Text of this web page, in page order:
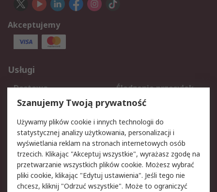
Akceptujemy
Usługi
Dostawa
Śledzenie przesyłek
Reklamacje i zwroty
Rejestracja
Aspekty prawne
Bezpieczeństwo e-
maila
Polityka dotycząca
plików cookie
Polityka prywatności
Użytkowanie witryny
Szanujemy Twoją prywatność
Używamy plików cookie i innych technologii do
statystycznej analizy użytkowania, personalizacji i
wyświetlania reklam na stronach internetowych osób
trzecich. Klikając "Akceptuj wszystkie", wyrażasz zgodę na
przetwarzanie wszystkich plików cookie. Możesz wybrać
pliki cookie, klikając "Edytuj ustawienia". Jeśli tego nie
chcesz, kliknij "Odrzuć wszystkie". Może to ograniczyć